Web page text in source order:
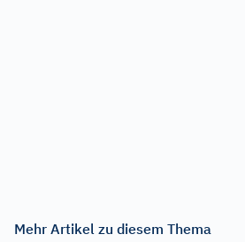
Mehr Artikel zu diesem Thema